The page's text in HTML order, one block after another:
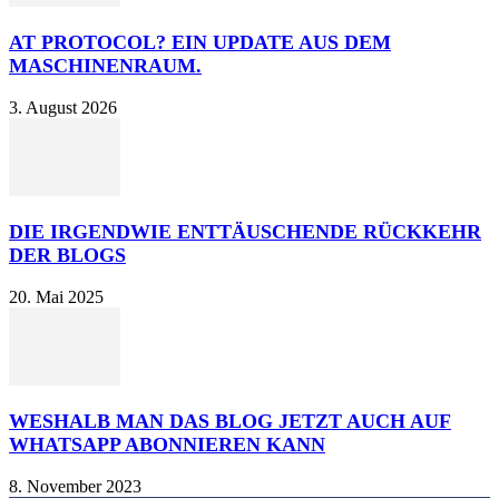
AT PROTOCOL? EIN UPDATE AUS DEM
MASCHINENRAUM.
3. August 2026
DIE IRGENDWIE ENTTÄUSCHENDE RÜCKKEHR
DER BLOGS
20. Mai 2025
WESHALB MAN DAS BLOG JETZT AUCH AUF
WHATSAPP ABONNIEREN KANN
8. November 2023